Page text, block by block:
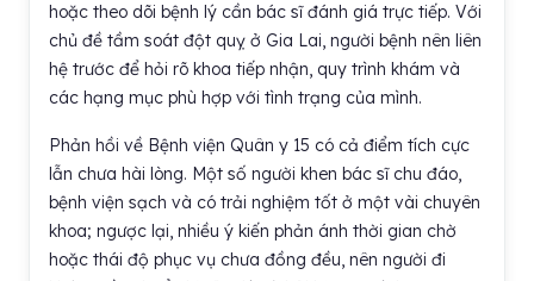
hoặc theo dõi bệnh lý cần bác sĩ đánh giá trực tiếp. Với
chủ đề tầm soát đột quỵ ở Gia Lai, người bệnh nên liên
hệ trước để hỏi rõ khoa tiếp nhận, quy trình khám và
các hạng mục phù hợp với tình trạng của mình.
Phản hồi về Bệnh viện Quân y 15 có cả điểm tích cực
lẫn chưa hài lòng. Một số người khen bác sĩ chu đáo,
bệnh viện sạch và có trải nghiệm tốt ở một vài chuyên
khoa; ngược lại, nhiều ý kiến phản ánh thời gian chờ
hoặc thái độ phục vụ chưa đồng đều, nên người đi